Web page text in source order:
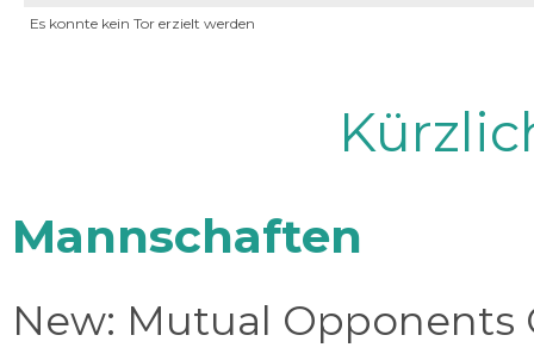
Es konnte kein Tor erzielt werden
Mannschaften
New: Mutual Opponents